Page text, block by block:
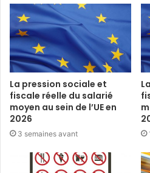
La pression sociale et
fiscale réelle du salarié
moyen au sein de l’UE en
2026
3 semaines avant